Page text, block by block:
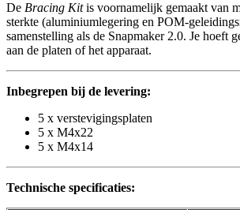
De Bracing Kitis voornamelijk gemaakt van
sterkte (aluminiumlegering en POM-
samenstelling als de Snapmaker 2.0. Je hoeft
aan de platen of het apparaat.
Inbegrepen bij de levering:
5 x verstevigingsplaten
5 x M4x22
5 x M4x14
Technische specificaties: